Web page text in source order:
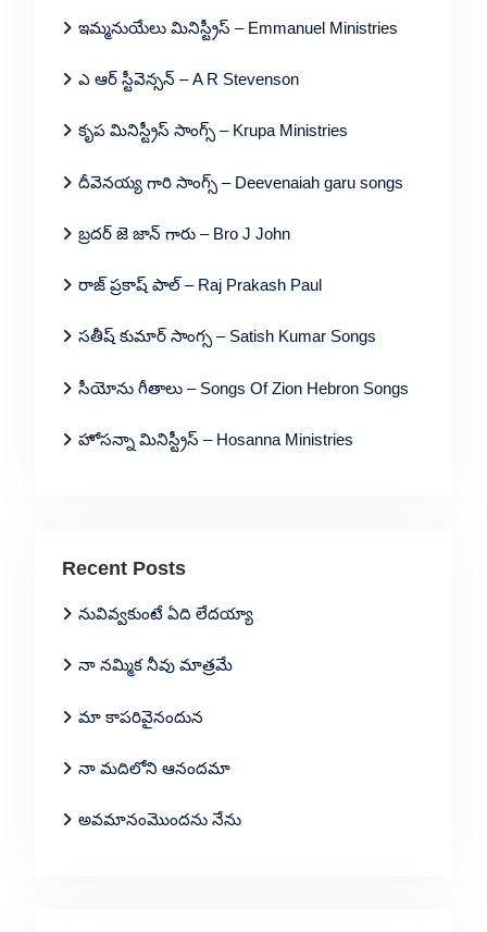
ఇమ్మనుయేలు మినిస్ట్రీస్ – Emmanuel Ministries
ఎ ఆర్ స్టీవెన్సన్ – A R Stevenson
కృప మినిస్ట్రీస్ సాంగ్స్ – Krupa Ministries
దీవెనయ్య గారి సాంగ్స్ – Deevenaiah garu songs
బ్రదర్ జె జాన్ గారు – Bro J John
రాజ్ ప్రకాష్ పాల్ – Raj Prakash Paul
సతీష్ కుమార్ సాంగ్స – Satish Kumar Songs
సీయోను గీతాలు – Songs Of Zion Hebron Songs
హోసన్నా మినిస్ట్రీస్ – Hosanna Ministries
Recent Posts
నువివ్వకుంటే ఏది లేదయ్యా
నా నమ్మిక నీవు మాత్రమే
మా కాపరివైనందున
నా మదిలోని ఆనందమా
అవమానంమొందను నేను